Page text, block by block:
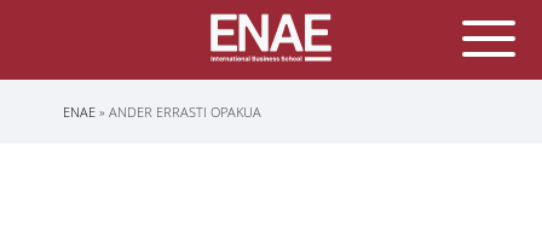
Sobrescribir
ENAE ANDER ERRASTI OPAKUA